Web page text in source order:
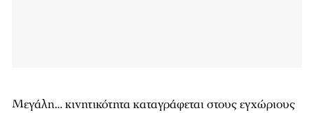
Μεγάλη… κινητικότητα καταγράφεται στους εγχώριους